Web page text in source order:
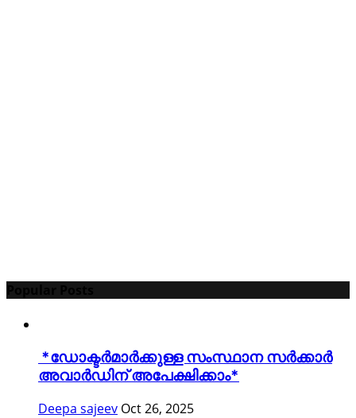
*ഡോക്ടർമാർക്കുള്ള സംസ്ഥാന സർക്കാർ
അവാർഡിന് അപേക്ഷിക്കാം*
Deepa sajeev Oct 26, 2025